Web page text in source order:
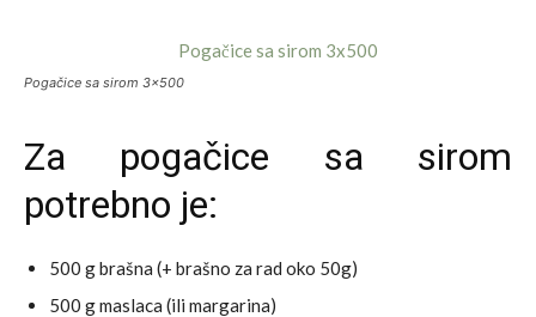
Pogačice sa sirom 3×500
Za pogačice sa sirom
potrebno je:
500 g brašna (+ brašno za rad oko 50g)
500 g maslaca (ili margarina)